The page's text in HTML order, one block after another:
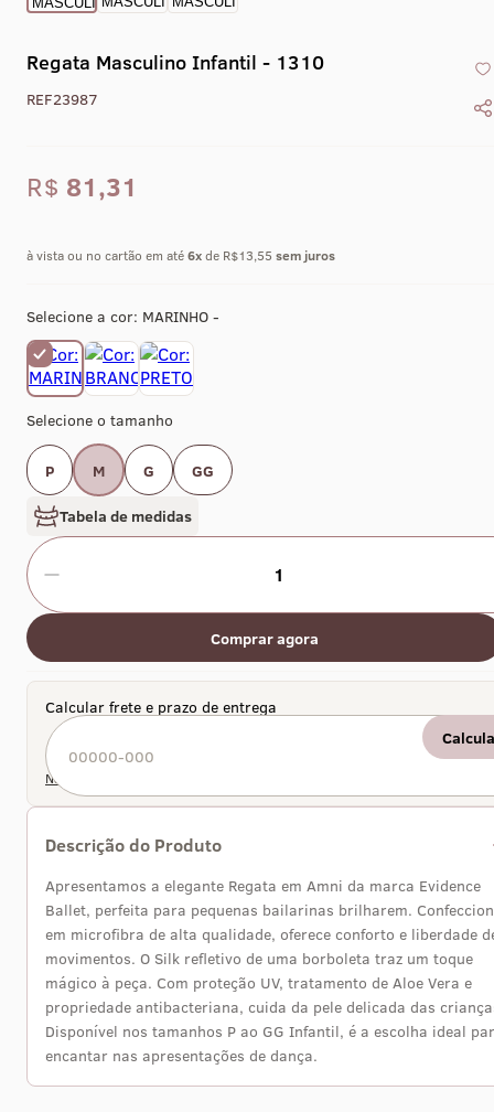
Regata Masculino Infantil - 1310
REF23987
R$ 81,31
à vista ou no cartão em até6xde R$13,55 sem juros
Selecione a cor: MARINHO -
Selecione o tamanho
P M G GG
Tabela de medidas
1
Comprar agora
Calcular frete e prazo de entrega
Não sei meu CEP
Descrição do Produto
Apresentamos a elegante Regata em Amni da marca Evidence
Ballet, perfeita para pequenas bailarinas brilharem.
em microfibra de alta qualidade, oferece conforto e liberdade
movimentos. O Silk refletivo de uma borboleta traz um toque
mágico à peça. Com proteção UV, tratamento de Aloe Vera e
propriedade antibacteriana, cuida da pele delicada das
Disponível nos tamanhos P ao GG Infantil, é a escolha ideal
encantar nas apresentações de dança.